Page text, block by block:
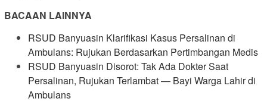
BACAAN LAINNYA
RSUD Banyuasin Klarifikasi Kasus Persalinan di
Ambulans: Rujukan Berdasarkan Pertimbangan Medis
RSUD Banyuasin Disorot: Tak Ada Dokter Saat
Persalinan, Rujukan Terlambat — Bayi Warga Lahir di
Ambulans